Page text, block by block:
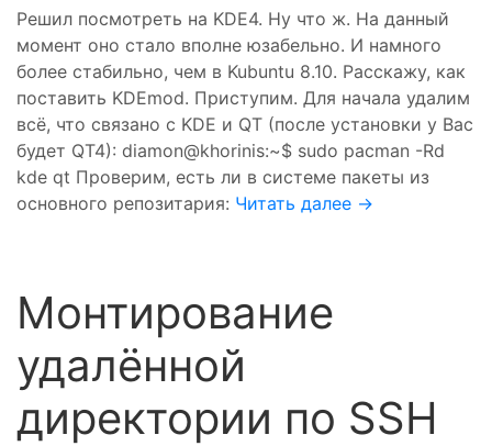
Решил посмотреть на KDE4. Ну что ж. На данный
момент оно стало вполне юзабельно. И намного
более стабильно, чем в Kubuntu 8.10. Расскажу, как
поставить KDEmod. Приступим. Для начала удалим
всё, что связано с KDE и QT (после установки у Вас
будет QT4): diamon@khorinis:~$ sudo pacman -Rd
kde qt Проверим, есть ли в системе пакеты из
основного репозитария: Читать далее →
Монтирование
удалённой
директории по SSH